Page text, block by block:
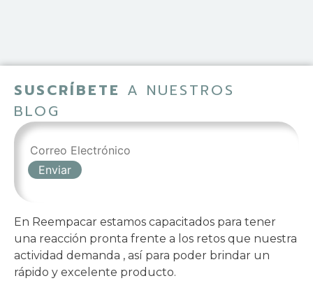
SUSCRÍBETE A NUESTROS
BLOG
En Reempacar estamos capacitados para tener
una reacción pronta frente a los retos que nuestra
actividad demanda , así para poder brindar un
rápido y excelente producto.